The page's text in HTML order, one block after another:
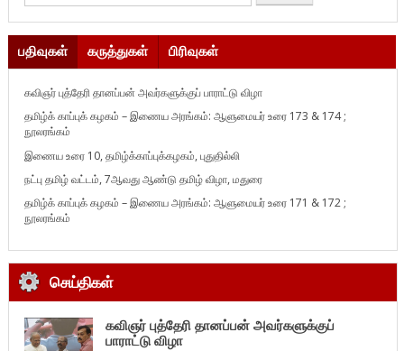
பதிவுகள் கருத்துகள் பிரிவுகள்
கவிஞர் புத்தேரி தானப்பன் அவர்களுக்குப் பாராட்டு விழா
தமிழ்க் காப்புக் கழகம் – இணைய அரங்கம்: ஆளுமையர் உரை 173 & 174 ;
நூலரங்கம்
இணைய உரை 10, தமிழ்க்காப்புக்கழகம், புதுதில்லி
நட்பு தமிழ் வட்டம், 7ஆவது ஆண்டு தமிழ் விழா, மதுரை
தமிழ்க் காப்புக் கழகம் – இணைய அரங்கம்: ஆளுமையர் உரை 171 & 172 ;
நூலரங்கம்
செய்திகள்
கவிஞர் புத்தேரி தானப்பன் அவர்களுக்குப்
பாராட்டு விழா